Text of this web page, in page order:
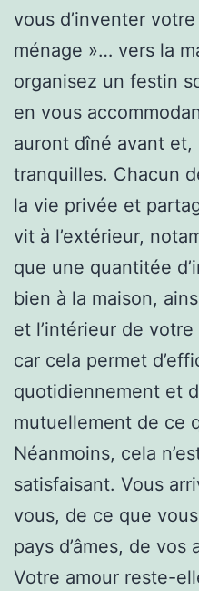
vous d’inventer
ménage »… vers la
organisez un festin
en vous
auront dîné avant
tranquilles. Chacun
la vie privée et
vit à l’extérieur,
que une quantitée
bien à la maison,
et l’intérieur de votre
car cela permet
quotidiennement et
mutuellement de ce
Néanmoins, cela
satisfaisant. Vous
vous, de ce que
pays d’âmes, de
Votre amour reste-